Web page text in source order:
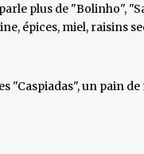
plus de "Bolinho",
épices, miel, raisins
"Caspiadas", un pain